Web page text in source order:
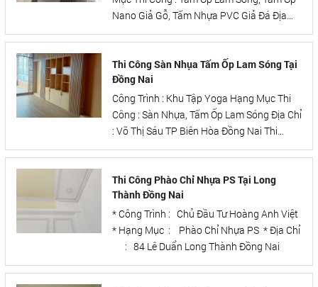
Nano Giả Gỗ, Tấm Nhựa PVC Giả Đá Địa
Chỉ : 675 Lê Duẩn Trảng Bom Đồng Nai Thi
Ốp PVC Giả Đá Tại Đồng Nai
Thi Công Sàn Nhụa Tấm Ốp Lam Sóng Tại
Đồng Nai
Công Trình : Khu Tập Yoga Hạng Mục Thi
Công : Sàn Nhựa, Tấm Ốp Lam Sóng Địa Chỉ
: Võ Thị Sáu TP Biên Hòa Đồng Nai Thi
Công Sàn Nhụa Tấm Ốp Lam Sóng Tại
Thi Công Phào Chỉ Nhựa PS Tại Long
Thành Đồng Nai
* Công Trình : Chủ Đầu Tư Hoàng Anh Việt
* Hạng Mục : Phào Chỉ Nhựa PS * Địa Chỉ
: 84 Lê Duẩn Long Thành Đồng Nai